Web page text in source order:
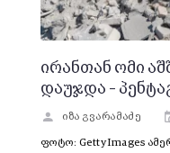
ირანთან ომი
დაუჯდა –
იზა გვარამაძე
ფოტო: Getty Images